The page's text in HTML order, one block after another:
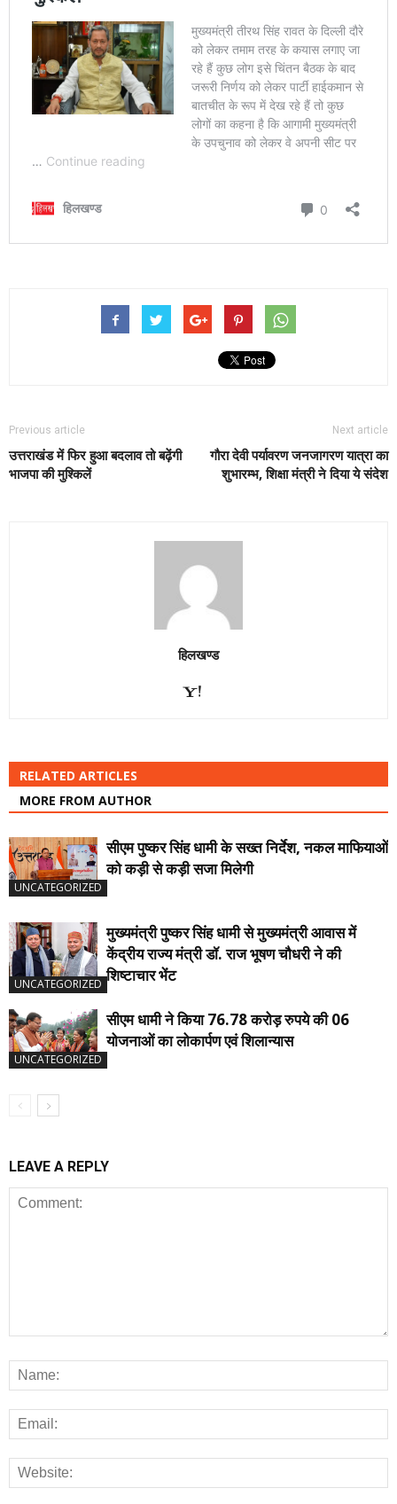
Previous article
उत्तराखंड में फिर हुआ बदलाव तो बढ़ेंगी
भाजपा की मुश्किलें
Next article
गौरा देवी पर्यावरण जनजागरण यात्रा का
शुभारम्भ, शिक्षा मंत्री ने दिया ये संदेश
हिलखण्ड
RELATED ARTICLES
MORE FROM AUTHOR
UNCATEGORIZED
सीएम पुष्कर सिंह धामी के सख्त निर्देश, नकल माफियाओं
को कड़ी से कड़ी सजा मिलेगी
UNCATEGORIZED
मुख्यमंत्री पुष्कर सिंह धामी से मुख्यमंत्री आवास में
केंद्रीय राज्य मंत्री डॉ. राज भूषण चौधरी ने की
शिष्टाचार भेंट
UNCATEGORIZED
सीएम धामी ने किया 76.78 करोड़ रुपये की 06
योजनाओं का लोकार्पण एवं शिलान्यास
LEAVE A REPLY